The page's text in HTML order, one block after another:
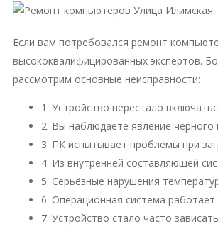
Если вам потребовался ремонт
высококвалифицированных экспертов.
рассмотрим основные неисправности:
1. Устройство перестало
2. Вы наблюдаете явление черного
3. ПК испытывает проблемы при
4. Из внутренней составляющей
5. Серьёзные нарушения
6. Операционная система
7. Устройство стало часто